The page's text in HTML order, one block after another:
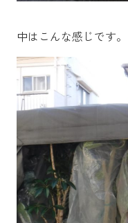
中はこんな感じです。